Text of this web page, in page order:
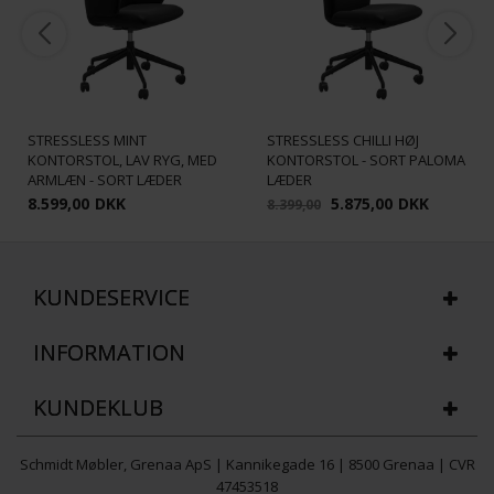
STRESSLESS MINT
KONTORSTOL, LAV RYG, MED
ARMLÆN - SORT LÆDER
8.599,00 DKK
STRESSLESS CHILLI HØJ
KONTORSTOL - SORT PALOMA
LÆDER
8.399,00 5.875,00 DKK
KUNDESERVICE
INFORMATION
KUNDEKLUB
Schmidt Møbler, Grenaa ApS | Kannikegade 16 | 8500 Grenaa | CVR
47453518